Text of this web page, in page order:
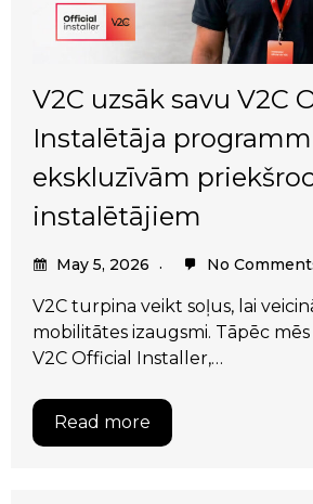
V2C uzsāk savu V2C
Instalētāja
ekskluzīvām
instalētājiem
May 5, 2026 No
V2C turpina veikt soļus, lai
mobilitātes izaugsmi. Tāpēc
V2C Official Installer,…
Read more